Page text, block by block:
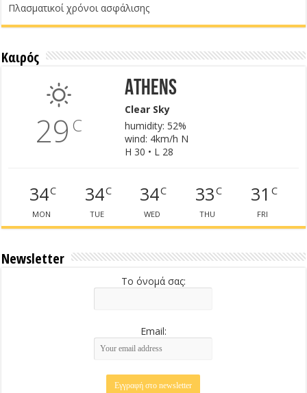
Πλασματικοί χρόνοι ασφάλισης
Καιρός
29 C
Athens
Clear Sky
humidity: 52%
wind: 4km/h N
H 30 • L 28
34C
MON
34C
TUE
34C
WED
33C
THU
31 C
FRI
Newsletter
Το όνομά σας:
Email: